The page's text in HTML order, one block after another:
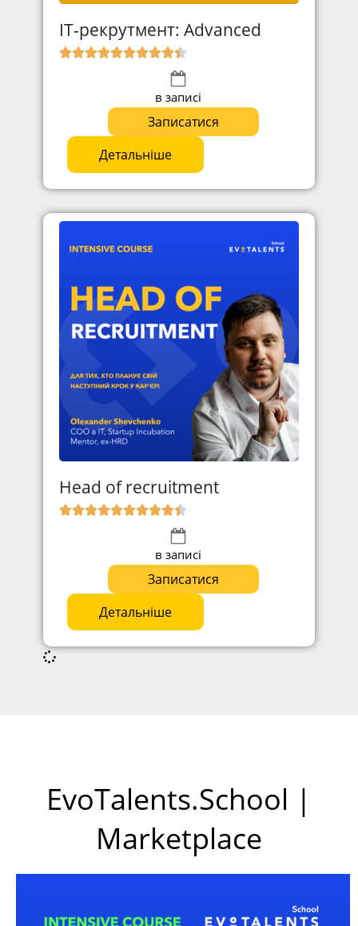
ІТ-рекрутмент: Advanced
в записі
Записатися
Детальніше
Head of recruitment
в записі
Записатися
Детальніше
EvoTalents.School |
Marketplace